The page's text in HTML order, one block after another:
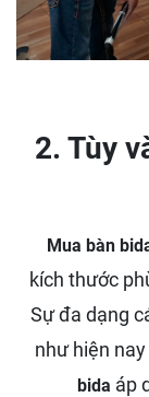
2. Tùy
Mua bàn
kích thước
Sự đa dạng
như hiện
bida áp